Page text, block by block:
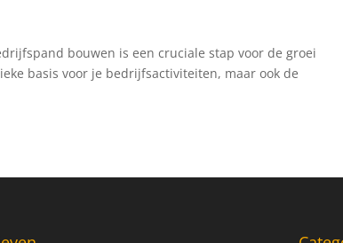
bouwen is een cruciale stap voor de groei
basis voor je bedrijfsactiviteiten, maar ook de